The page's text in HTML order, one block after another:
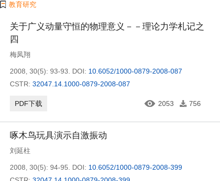
教育研究
关于广义动量守恒的物理意义－－理论力学札记之
四
梅凤翔
2008, 30(5): 93-93. DOI: 10.6052/1000-0879-2008-087
CSTR: 32047.14.1000-0879-2008-087
PDF下载 2053 756
啄木鸟玩具演示自激振动
刘延柱
2008, 30(5): 94-95. DOI: 10.6052/1000-0879-2008-399